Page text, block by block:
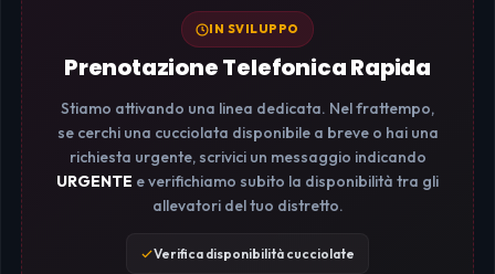
IN SVILUPPO
Prenotazione Telefonica Rapida
Stiamo attivando una linea dedicata. Nel frattempo,
se cerchi una cucciolata disponibile a breve o hai una
richiesta urgente, scrivici un messaggio indicando
URGENTE e verifichiamo subito la disponibilità tra gli
allevatori del tuo distretto.
Verifica disponibilità cucciolate